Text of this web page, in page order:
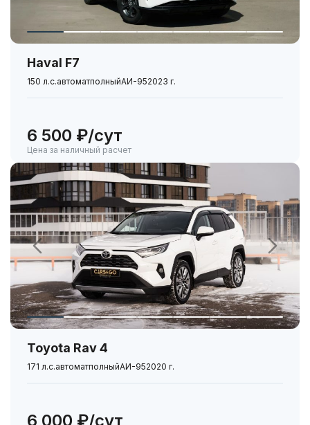
Haval F7
150 л.с.автоматполныйАИ-952023 г.
6 500 ₽/сут
Цена за наличный расчет
Toyota Rav 4
171 л.с.автоматполныйАИ-952020 г.
6 000 ₽/сут